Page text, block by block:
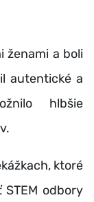
ženami a boli
autentické a
hlbšie
.
ktoré
odbory